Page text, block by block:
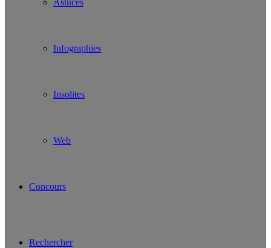
Astuces
Infographies
Insolites
Web
Concours
Rechercher